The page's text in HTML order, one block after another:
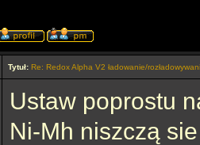
Tytuł: Re: Redox Alpha V2 ładowanie/
Ustaw poprostu
Ni-Mh niszczą